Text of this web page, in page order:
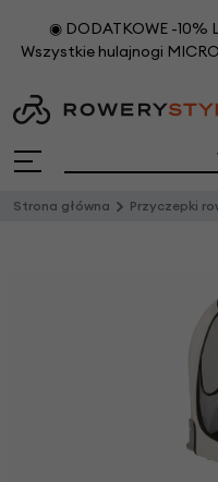
◉ DODATKOWE -10%
Wszystkie hulajnogi
Strona główna Przyczepki